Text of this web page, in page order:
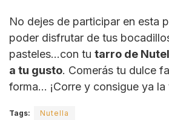
No dejes de participar en esta
poder disfrutar de tus
pasteles…con tu tarro de
a tu gusto. Comerás tu dulce
forma… ¡Corre y consigue ya la
Tags: Nutella